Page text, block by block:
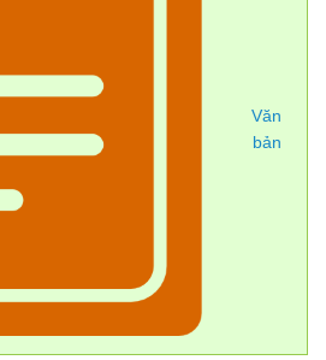
Văn
bản